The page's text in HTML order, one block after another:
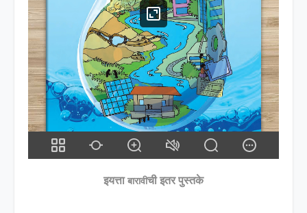
इयत्ता बारावीची इतर पुस्तके